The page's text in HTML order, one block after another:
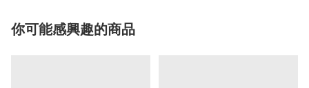
你可能感興趣的商品